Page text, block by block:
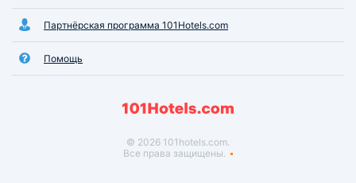
Партнёрская программа 101Hotels.com
Помощь
© 2026 101hotels.com.
Все права защищены.